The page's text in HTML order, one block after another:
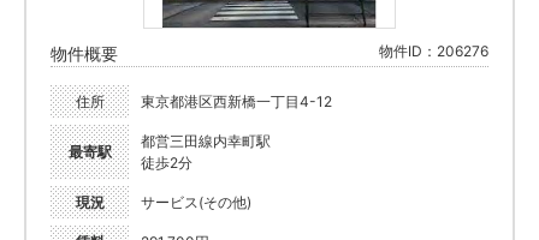
物件概要 物件ID：206276
住所 東京都港区西新橋一丁目4-12
最寄駅
都営三田線内幸町駅
徒歩2分
現況 サービス(その他)